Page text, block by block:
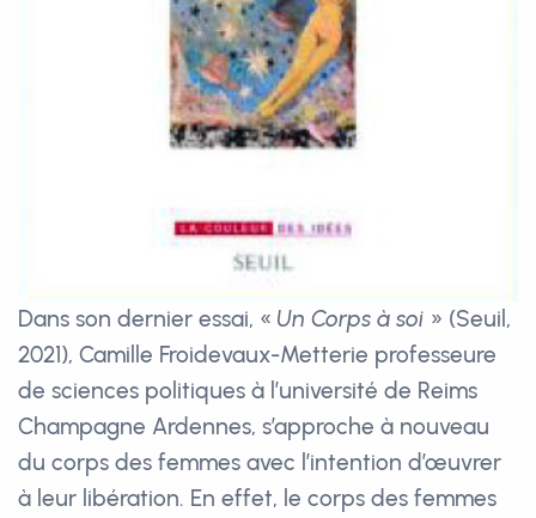
Dans son dernier essai, « Un Corps à soi » (Seuil,
2021), Camille Froidevaux-Metterie professeure
de sciences politiques à l’université de Reims
Champagne Ardennes, s’approche à nouveau
du corps des femmes avec l’intention d’œuvrer
à leur libération. En effet, le corps des femmes